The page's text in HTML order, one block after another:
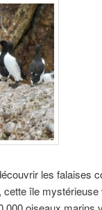
les falaises
île